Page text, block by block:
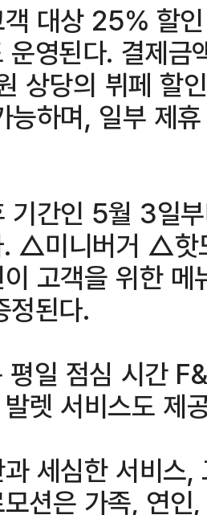
대상 25% 할
운영된다. 결제
상당의 뷔페 할
능하며, 일부 제
기간인 5월 3일
. △미니버거 △
고객을 위한 메
정된다.
일 점심 시간
렛 서비스도 제
세심한 서비스
션은 가족, 연